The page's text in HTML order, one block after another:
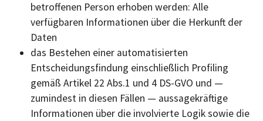
betroffenen Person erhoben werden: Alle
verfügbaren Informationen über die Herkunft der
Daten
das Bestehen einer automatisierten
Entscheidungsfindung einschließlich Profiling
gemäß Artikel 22 Abs.1 und 4 DS-GVO und —
zumindest in diesen Fällen — aussagekräftige
Informationen über die involvierte Logik sowie die